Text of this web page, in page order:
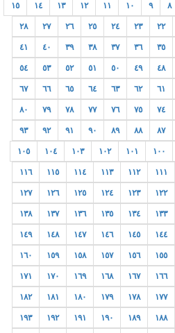
٨ ٩ ١٠ ١١ ١٢ ١٣ ١٤ ١٥
٢٢ ٢٣ ٢٤ ٢٥ ٢٦ ٢٧ ٢٨
٣٥ ٣٦ ٣٧ ٣٨ ٣٩ ٤٠ ٤١
٤٨ ٤٩ ٥٠ ٥١ ٥٢ ٥٣ ٥٤
٦١ ٦٢ ٦٣ ٦٤ ٦٥ ٦٦ ٦٧
٧٤ ٧٥ ٧٦ ٧٧ ٧٨ ٧٩ ٨٠
٨٧ ٨٨ ٨٩ ٩٠ ٩١ ٩٢ ٩٣
١٠٠ ١٠١ ١٠٢ ١٠٣ ١٠٤ ١٠٥
١١١ ١١٢ ١١٣ ١١٤ ١١٥ ١١٦
١٢٢ ١٢٣ ١٢٤ ١٢٥ ١٢٦ ١٢٧
١٣٣ ١٣٤ ١٣٥ ١٣٦ ١٣٧ ١٣٨
١٤٤ ١٤٥ ١٤٦ ١٤٧ ١٤٨ ١٤٩
١٥٥ ١٥٦ ١٥٧ ١٥٨ ١٥٩ ١٦٠
١٦٦ ١٦٧ ١٦٨ ١٦٩ ١٧٠ ١٧١
١٧٧ ١٧٨ ١٧٩ ١٨٠ ١٨١ ١٨٢
١٨٨ ١٨٩ ١٩٠ ١٩١ ١٩٢ ١٩٣